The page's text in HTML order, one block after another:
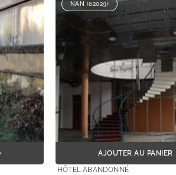
NAN (62029)
AJOUTER AU PANIER
HÔTEL ABANDONNÉ